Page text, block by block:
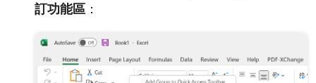
訂功能區 ：